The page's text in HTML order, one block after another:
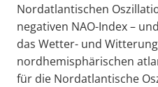
Nordatlantischen
negativen NAO-Index –
das Wetter- und
nordhemisphärischen
für die Nordatlantische